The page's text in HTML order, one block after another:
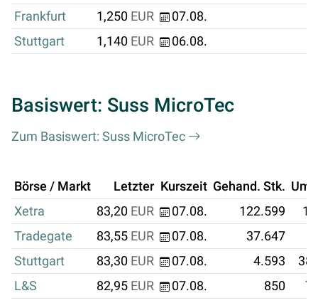
Frankfurt
1,250 EUR
07.08.
Stuttgart
1,140 EUR 06.08.
Basiswert: Suss MicroTec
Zum Basiswert: Suss MicroTec
Börse / Markt Letzter Kurszeit Gehand. Stk.
Xetra
83,20 EUR 07.08. 122.599
Tradegate
83,55 EUR 07.08. 37.647
Stuttgart
83,30 EUR 07.08. 4.593
L&S
82,95 EUR 07.08. 850